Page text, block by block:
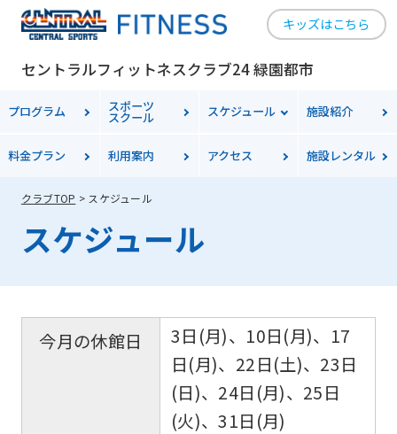
キッズはこちら
セントラルフィットネスクラブ24 緑園都市
プログラム スポーツ
スクール スケジュール 施設紹介
料金プラン 利用案内 アクセス 施設レンタル
クラブTOP スケジュール
スケジュール
今月の休館日
3日(月)、10日(月)、17
日(月)、22日(土)、23日
(日)、24日(月)、25日
(火)、31日(月)